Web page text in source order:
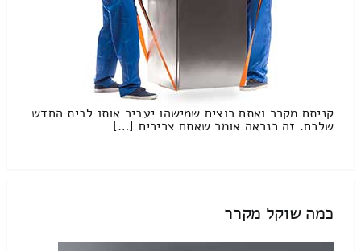
קניתם מקרר ואתם רוצים שמישהו יעביר אותו לבית החדש
שלכם. זה כנראה אומר שאתם צריכים […]
כמה שוקל מקרר